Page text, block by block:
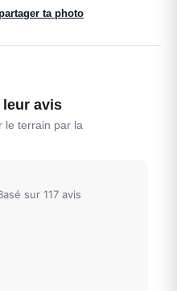
ta photo
avis
le terrain par la
sur 117 avis